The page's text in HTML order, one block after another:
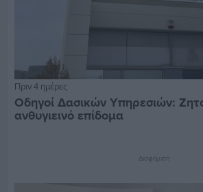
Πριν 4 ημέρες
Οδηγοί Δασικών Υπηρεσιών:
ανθυγιεινό επίδομα
Διαφήμιση